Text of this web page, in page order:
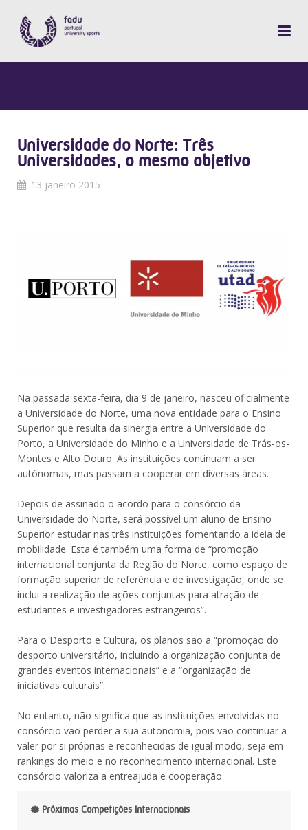
Universidade do Norte: Três
Universidades, o mesmo objetivo
13 janeiro 2015
Na passada sexta-feira, dia 9 de janeiro, nasceu oficialmente
a Universidade do Norte, uma nova entidade para o Ensino
Superior que resulta da sinergia entre a Universidade do
Porto, a Universidade do Minho e a Universidade de Trás-os-
Montes e Alto Douro. As instituições continuam a ser
autónomas, mas passam a cooperar em diversas áreas.
Depois de assinado o acordo para o consórcio da
Universidade do Norte, será possível um aluno de Ensino
Superior estudar nas três instituições fomentando a ideia de
mobilidade. Esta é também uma forma de “promoção
internacional conjunta da Região do Norte, como espaço de
formação superior de referência e de investigação, onde se
inclui a realização de ações conjuntas para atração de
estudantes e investigadores estrangeiros”.
Para o Desporto e Cultura, os planos são a “promoção do
desporto universitário, incluindo a organização conjunta de
grandes eventos internacionais” e a “organização de
iniciativas culturais”.
No entanto, não significa que as instituições envolvidas no
consórcio vão perder a sua autonomia, pois vão continuar a
valer por si próprias e reconhecidas de igual modo, seja em
rankings do meio e no reconhecimento internacional. Este
consórcio valoriza a entreajuda e cooperação.
Próximas Competições Internacionais